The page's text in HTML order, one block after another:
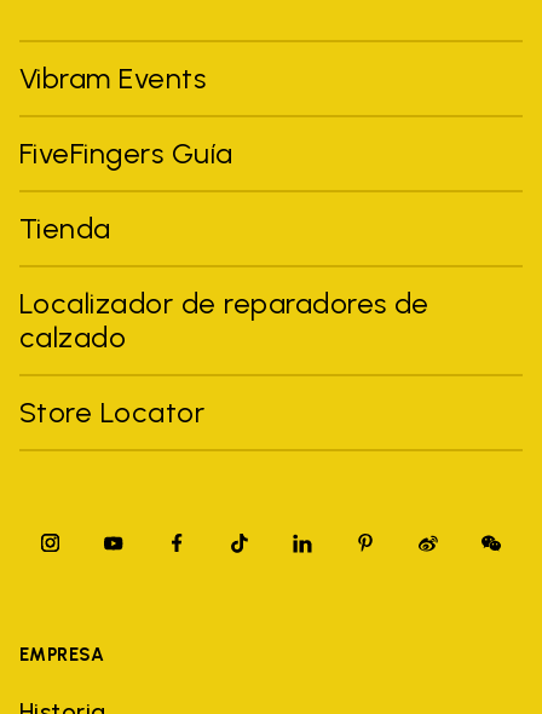
Vibram Events
FiveFingers Guía
Tienda
Localizador de reparadores de
calzado
Store Locator
EMPRESA